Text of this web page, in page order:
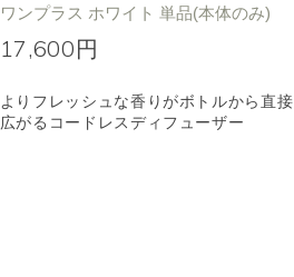
ワンプラス ホワイト 単品(本体のみ)
17,600円
よりフレッシュな香りがボトルから直接
広がるコードレスディフューザー